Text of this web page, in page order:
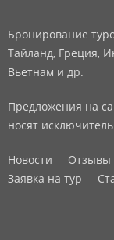
Бронирование
Тайланд, Греция,
Вьетнам и др.
Предложения на
носят
Новости Отзывы
Заявка на тур